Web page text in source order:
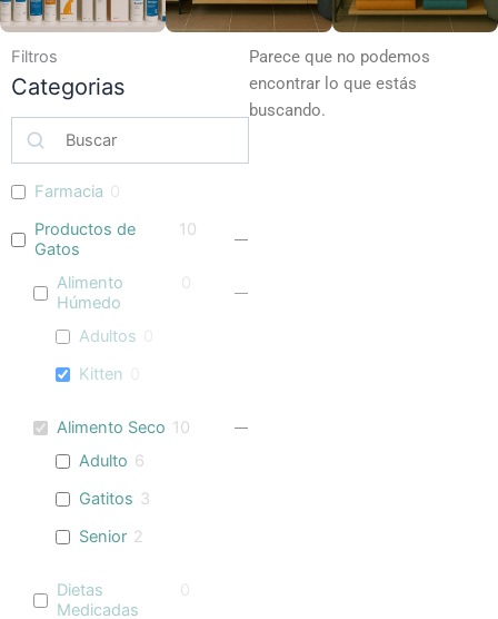
Filtros
Categorias
Farmacia 0
Productos de
Gatos
10
Alimento
Húmedo
0
Adultos
Kitten
Alimento Seco 10
Adulto 6
Gatitos 3
Senior 2
Dietas
Medicadas
0
Parece que no podemos
encontrar lo que estás
buscando.